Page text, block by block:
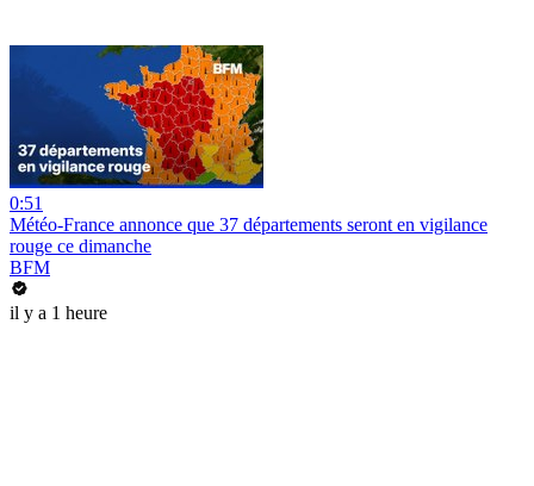
0:51
Météo-France annonce que 37 départements seront en vigilance
rouge ce dimanche
BFM
il y a 1 heure